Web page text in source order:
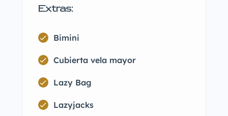
Extras:
Bimini
Cubierta vela mayor
Lazy Bag
Lazyjacks